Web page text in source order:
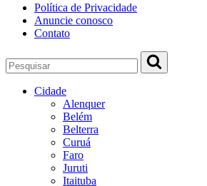
Política de Privacidade
Anuncie conosco
Contato
Cidade
Alenquer
Belém
Belterra
Curuá
Faro
Juruti
Itaituba